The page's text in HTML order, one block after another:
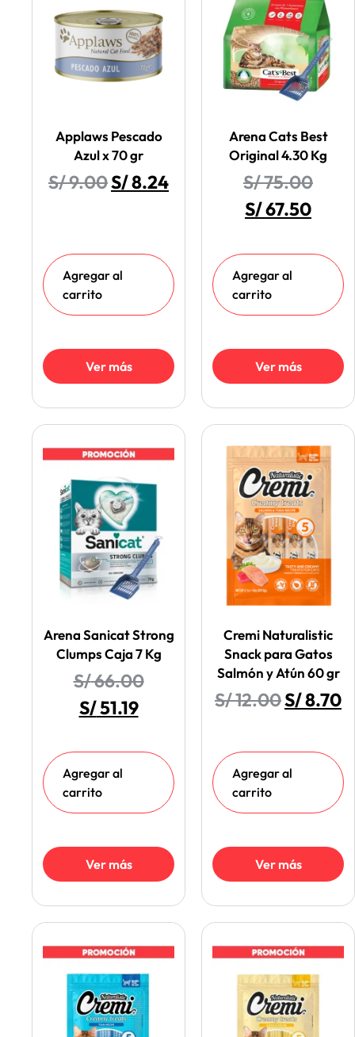
Applaws Pescado
Azul x 70 gr
S/9.00S/8.24
Agregar al
carrito
Ver más
Arena Cats Best
Original 4.30 Kg
S/75.00
S/67.50
Agregar al
carrito
Ver más
Arena Sanicat Strong
Clumps Caja 7 Kg
S/66.00
S/51.19
Agregar al
carrito
Ver más
Cremi Naturalistic
Snack para Gatos
Salmón y Atún 60 gr
S/12.00S/8.70
Agregar al
carrito
Ver más